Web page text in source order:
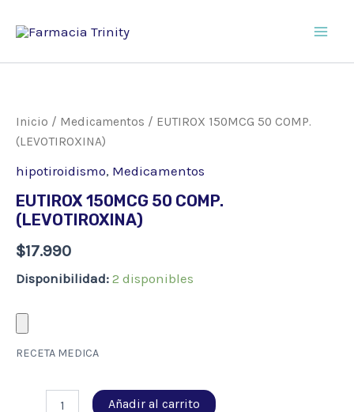
Inicio / Medicamentos / EUTIROX 150MCG 50 COMP.
(LEVOTIROXINA)
hipotiroidismo, Medicamentos
EUTIROX 150MCG 50 COMP.
(LEVOTIROXINA)
$17.990
Disponibilidad: 2 disponibles
RECETA MEDICA
Añadir al carrito